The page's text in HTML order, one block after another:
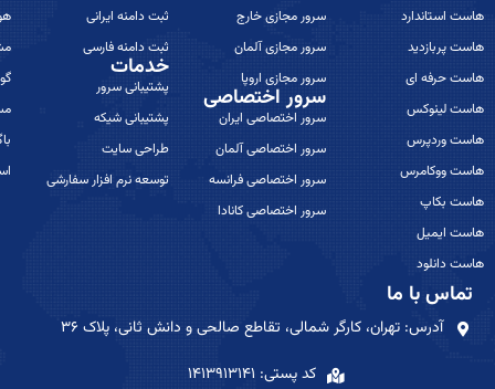
هاست استاندارد
هاست پربازدید
هاست حرفه ای
هاست لینوکس
هاست وردپرس
هاست ووکامرس
هاست بکاپ
هاست ایمیل
هاست دانلود
سرور مجازی خارج
سرور مجازی آلمان
سرور مجازی اروپا
سرور اختصاصی
سرور اختصاصی ایران
سرور اختصاصی آلمان
سرور اختصاصی فرانسه
سرور اختصاصی کانادا
ثبت دامنه ایرانی
ثبت دامنه فارسی
خدمات
پشتیبانی سرور
پشتیبانی شیکه
طراحی سایت
توسعه نرم افزار سفارشی
تماس با ما
آدرس: تهران، کارگر شمالی، تقاطع صالحی و دانش ثانی، پلاک ۳۶
کد پستی: 1413913141